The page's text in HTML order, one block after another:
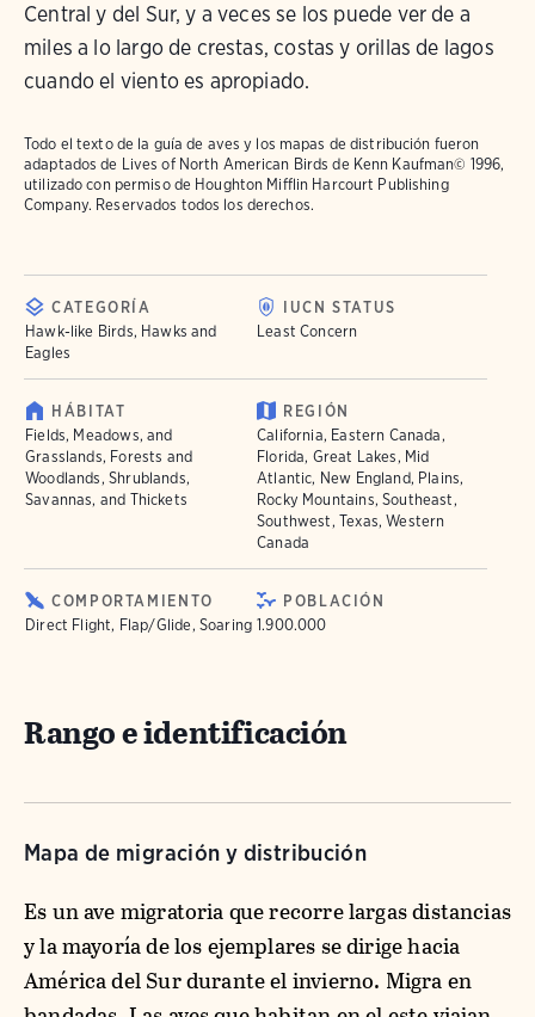
Central y del Sur, y a veces se los puede ver de a
miles a lo largo de crestas, costas y orillas de lagos
cuando el viento es apropiado.
Todo el texto de la guía de aves y los mapas de distribución fueron
adaptados de Lives of North American Birds de Kenn Kaufman© 1996,
utilizado con permiso de Houghton Mifflin Harcourt Publishing
Company. Reservados todos los derechos.
CATEGORÍA
Hawk-like Birds, Hawks and
Eagles
IUCN STATUS
Least Concern
HÁBITAT
Fields, Meadows, and
Grasslands, Forests and
Woodlands, Shrublands,
Savannas, and Thickets
REGIÓN
California, Eastern Canada,
Florida, Great Lakes, Mid
Atlantic, New England, Plains,
Rocky Mountains, Southeast,
Southwest, Texas, Western
Canada
COMPORTAMIENTO
Direct Flight, Flap/Glide, Soaring
POBLACIÓN
1.900.000
Rango e identificación
Mapa de migración y distribución
Es un ave migratoria que recorre largas distancias
y la mayoría de los ejemplares se dirige hacia
América del Sur durante el invierno. Migra en